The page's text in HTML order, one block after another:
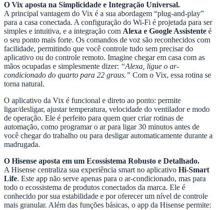
O Vix aposta na Simplicidade e Integração Universal.
A principal vantagem do Vix é a sua abordagem “plug-and-play”
para a casa conectada. A configuração do Wi-Fi é projetada para ser
simples e intuitiva, e a integração com Alexa e Google Assistente é
o seu ponto mais forte. Os comandos de voz são reconhecidos com
facilidade, permitindo que você controle tudo sem precisar do
aplicativo ou do controle remoto. Imagine chegar em casa com as
mãos ocupadas e simplesmente dizer: “Alexa, ligue o ar-
condicionado do quarto para 22 graus.” Com o Vix, essa rotina se
torna natural.
O aplicativo da Vix é funcional e direto ao ponto: permite
ligar/desligar, ajustar temperatura, velocidade do ventilador e modo
de operação. Ele é perfeito para quem quer criar rotinas de
automação, como programar o ar para ligar 30 minutos antes de
você chegar do trabalho ou para desligar automaticamente durante a
madrugada.
O Hisense aposta em um Ecossistema Robusto e Detalhado.
A Hisense centraliza sua experiência smart no aplicativo Hi-Smart
Life. Este app não serve apenas para o ar-condicionado, mas para
todo o ecossistema de produtos conectados da marca. Ele é
conhecido por sua estabilidade e por oferecer um nível de controle
mais granular. Além das funções básicas, o app da Hisense permite: